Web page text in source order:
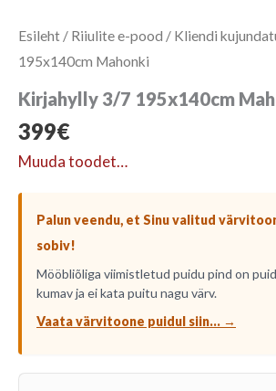
Esileht / Riiulite e-pood / Kliendi
195x140cm Mahonki
Kirjahylly 3/7 195x140cm
399€
Muuda toodet…
Palun veendu, et Sinu valitud
sobiv!
Mööbliõliga viimistletud puidu pind on
kumav ja ei kata puitu nagu värv.
Vaata värvitoone puidul siin... →